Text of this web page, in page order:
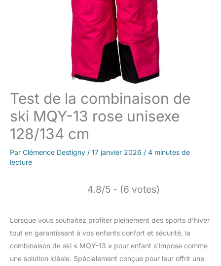
Test de la combinaison de
ski MQY-13 rose unisexe
128/134 cm
Par Clémence Destigny / 17 janvier 2026 / 4 minutes de
lecture
4.8/5 - (6 votes)
Lorsque vous souhaitez profiter pleinement des sports d’hiver
tout en garantissant à vos enfants confort et sécurité, la
combinaison de ski « MQY-13 » pour enfant s’impose comme
une solution idéale. Spécialement conçue pour leur offrir une